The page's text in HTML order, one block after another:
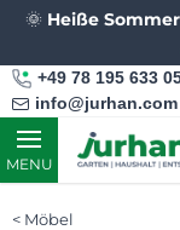
🌞 Heiße
+49 78 195 633
info@jurhan.com
MENU
Möbel